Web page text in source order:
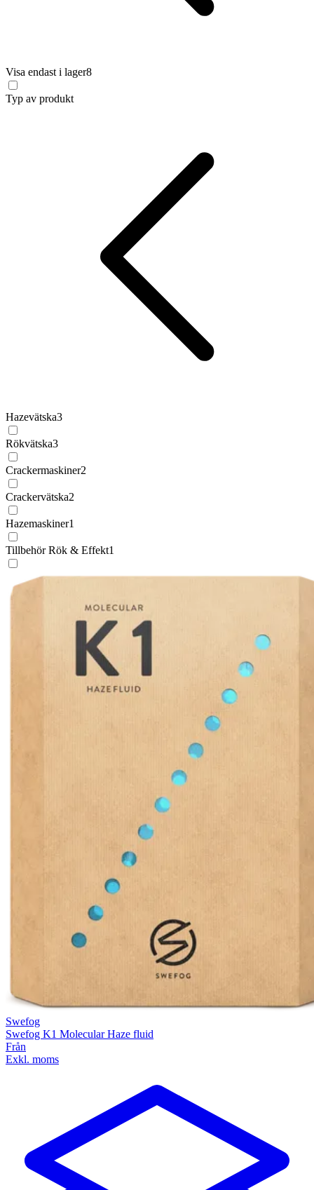
Visa endast i lager8
Typ av produkt
Hazevätska3
Rökvätska3
Crackermaskiner2
Crackervätska2
Hazemaskiner1
Tillbehör Rök & Effekt1
Swefog
Swefog K1 Molecular Haze fluid
Från
Exkl. moms